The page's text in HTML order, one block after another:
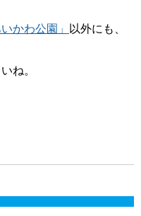
かわ公園」
以外にも、
ね。